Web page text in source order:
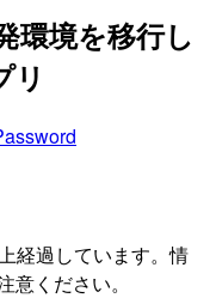
環境を移行し
リ
経過しています。情
ください。